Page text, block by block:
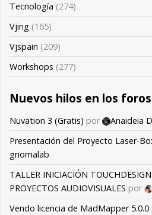
Tecnología (274)
Vjing (165)
Vjspain (209)
Workshops (277)
Nuevos hilos en los foros
Nuvation 3 (Gratis) por
Anaideia
Presentación del Proyecto Laser-
gnomalab
TALLER INICIACIÓN
PROYECTOS AUDIOVISUALES por
Vendo licencia de MadMapper 5.0.0